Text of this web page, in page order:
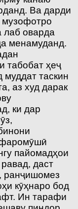
Ва дарди
музофотро
лаб оварда
менамуданд.
табобат ҳеҷ
таскин
аз худ дарак
ки дар
пайомадҳои
даст
ранҷишомез
кӯҳнаро бод
Ин тарафи